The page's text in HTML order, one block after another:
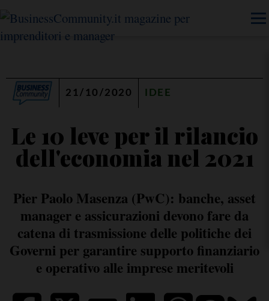
21/10/2020 IDEE
Le 10 leve per il rilancio
dell'economia nel 2021
Pier Paolo Masenza (PwC): banche, asset
manager e assicurazioni devono fare da
catena di trasmissione delle politiche dei
Governi per garantire supporto finanziario
e operativo alle imprese meritevoli